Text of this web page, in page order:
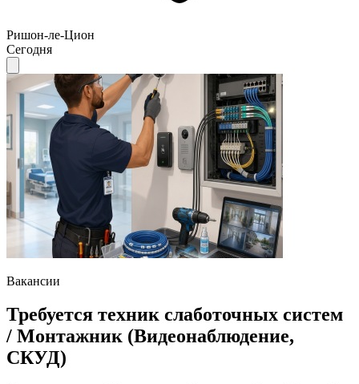
Ришон-ле-Цион
Сегодня
Вакансии
Требуется техник слаботочных систем
/ Монтажник (Видеонаблюдение,
СКУД)